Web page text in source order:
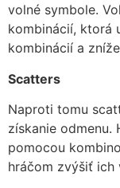
volné symbole.
kombinácií, ktorá
kombinácií a
Scatters
Naproti tomu
získanie
pomocou
hráčom zvýšiť ich